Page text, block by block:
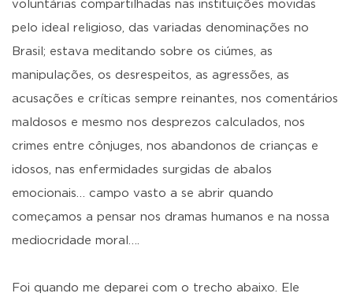
voluntárias compartilhadas nas instituições movidas
pelo ideal religioso, das variadas denominações no
Brasil; estava meditando sobre os ciúmes, as
manipulações, os desrespeitos, as agressões, as
acusações e críticas sempre reinantes, nos comentários
maldosos e mesmo nos desprezos calculados, nos
crimes entre cônjuges, nos abandonos de crianças e
idosos, nas enfermidades surgidas de abalos
emocionais… campo vasto a se abrir quando
começamos a pensar nos dramas humanos e na nossa
mediocridade moral….
Foi quando me deparei com o trecho abaixo. Ele